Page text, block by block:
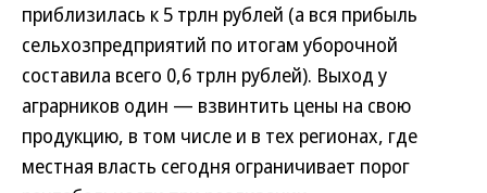
приблизилась к 5 трлн рублей (а вся прибыль
сельхозпредприятий по итогам уборочной
составила всего 0,6 трлн рублей). Выход у
аграрников один — взвинтить цены на свою
продукцию, в том числе и в тех регионах, где
местная власть сегодня ограничивает порог